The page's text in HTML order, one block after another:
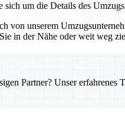
sich um die Details des
von unserem
in der Nähe oder weit weg
Partner? Unser